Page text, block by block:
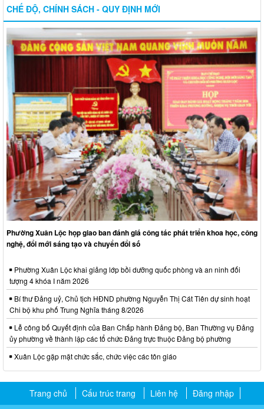
CHẾ ĐỘ, CHÍNH SÁCH - QUY ĐỊNH MỚI
Phường Xuân Lộc họp giao ban đánh giá công tác phát triển khoa học, công
nghệ, đổi mới sáng tạo và chuyển đổi số
Phường Xuân Lộc khai giảng lớp bồi dưỡng quốc phòng và an ninh đối
tượng 4 khóa I năm 2026
Bí thư Đảng uỷ, Chủ tịch HĐND phường Nguyễn Thị Cát Tiên dự sinh hoạt
Chi bộ khu phố Trung Nghĩa tháng 8/2026
Lễ công bố Quyết định của Ban Chấp hành Đảng bộ, Ban Thường vụ Đảng
ủy phường về thành lập các tổ chức Đảng trực thuộc Đảng bộ phường
Xuân Lộc gặp mặt chức sắc, chức việc các tôn giáo
Trang chủ Cấu trúc trang Liên hệ Đăng nhập